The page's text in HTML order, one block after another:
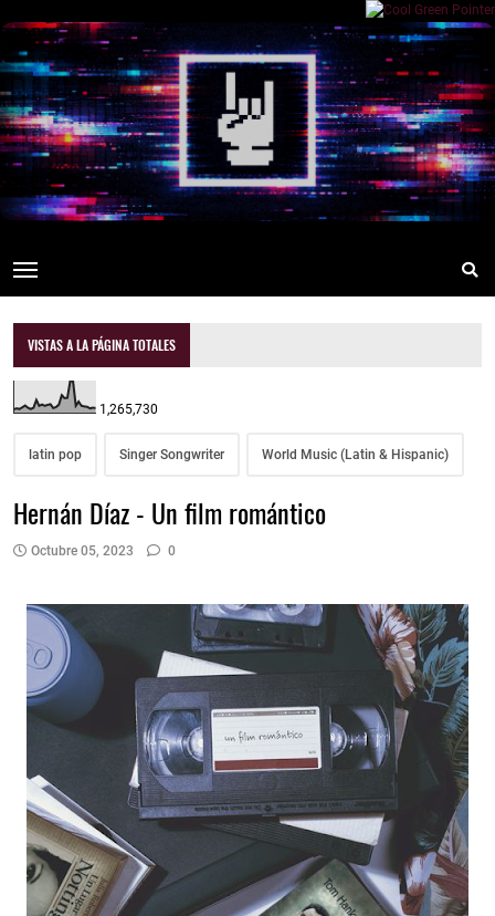
VISTAS A LA PÁGINA TOTALES
1,265,730
latin pop Singer Songwriter World Music (Latin & Hispanic)
Hernán Díaz - Un film romántico
Octubre 05, 2023 0